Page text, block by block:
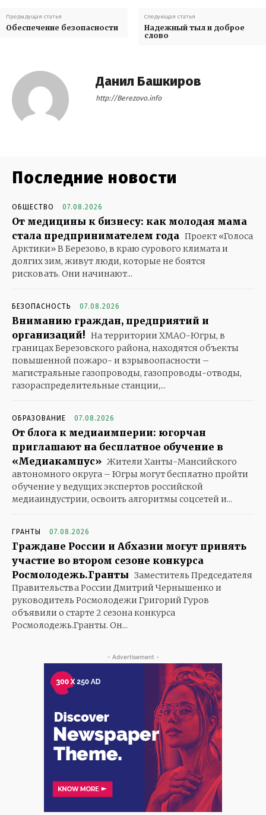
Предыдущая статья
Обеспечение безопасности
Следующая статья
Надежный тыл и доброе
слово
Данил Башкиров
http://Berezovo.info
Последние новости
ОБЩЕСТВО 07.08.2026
От медицины к бизнесу: как молодая мама
стала предпринимателем года Проект «Голоса
Арктики» В Березово, в краю сурового климата и
долгих зим, живут люди, которые не боятся
рисковать. Они начинают...
БЕЗОПАСНОСТЬ 07.08.2026
Вниманию граждан, предприятий и
организаций! На территории ХМАО-Югры, в
границах Березовского района, находятся объекты
повышенной пожаро- и взрывоопасности –
магистральные газопроводы, газопроводы-отводы,
газораспределительные станции,...
ОБРАЗОВАНИЕ 07.08.2026
От блога к медиаимперии: югорчан
приглашают на бесплатное обучение в
«Медиакампус» Жители Ханты-Мансийского
автономного округа – Югры могут бесплатно пройти
обучение у ведущих экспертов российской
медиаиндустрии, освоить алгоритмы соцсетей и...
ГРАНТЫ 07.08.2026
Граждане России и Абхазии могут принять
участие во втором сезоне конкурса
Росмолодежь.Гранты Заместитель Председателя
Правительства России Дмитрий Чернышенко и
руководитель Росмолодежи Григорий Гуров
объявили о старте 2 сезона конкурса
Росмолодежь.Гранты. Он...
- Advertisement -